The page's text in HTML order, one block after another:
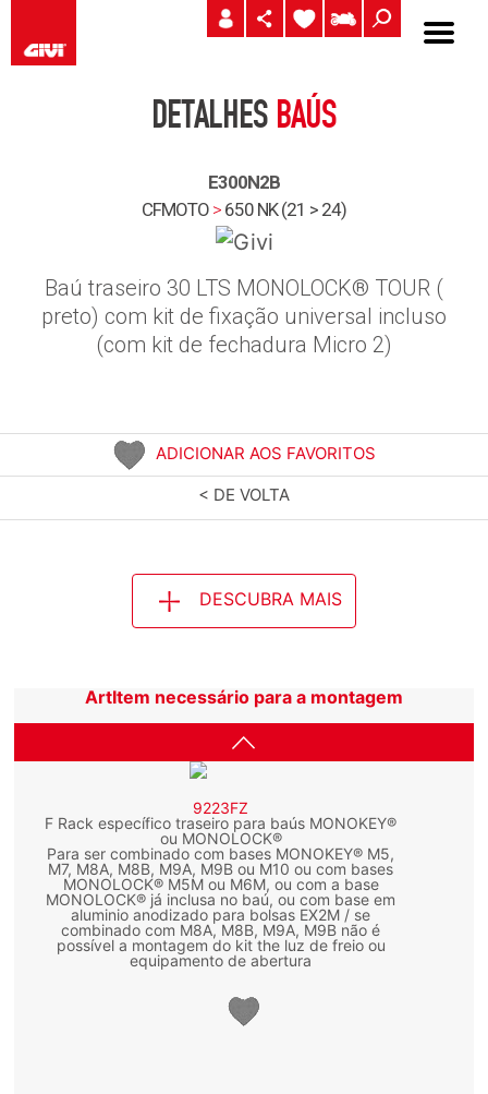
DETALHES BAÚS
E300N2B
CFMOTO > 650 NK (21 > 24)
Baú traseiro 30 LTS MONOLOCK® TOUR (
preto) com kit de fixação universal incluso
(com kit de fechadura Micro 2)
ADICIONAR AOS FAVORITOS
< DE VOLTA
DESCUBRA MAIS
ArtItem necessário para a montagem
9223FZ
F Rack específico traseiro para baús MONOKEY®
ou MONOLOCK®
Para ser combinado com bases MONOKEY® M5,
M7, M8A, M8B, M9A, M9B ou M10 ou com bases
MONOLOCK® M5M ou M6M, ou com a base
MONOLOCK® já inclusa no baú, ou com base em
aluminio anodizado para bolsas EX2M / se
combinado com M8A, M8B, M9A, M9B não é
possível a montagem do kit the luz de freio ou
equipamento de abertura